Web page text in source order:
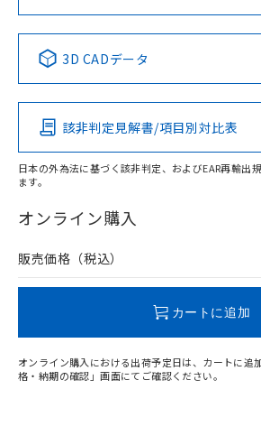
上、n: 30mm以上
検出領域
Pb Hg Cd
O
在庫等で未対応品が混在する可能性が
問い合わせください。
No No No
この製品の規格認
その他の認証はこちらのページ
3D CADデータ
該非判定見解書/項目別対比表
日本の外為法に基づく該非判定、およびEAR再輸出
ます。
オンライン購入
販売価格（税込）
カートに追加
オンライン購入における出荷予定日は、カートに追
格・納期の確認」画面にてご確認ください。